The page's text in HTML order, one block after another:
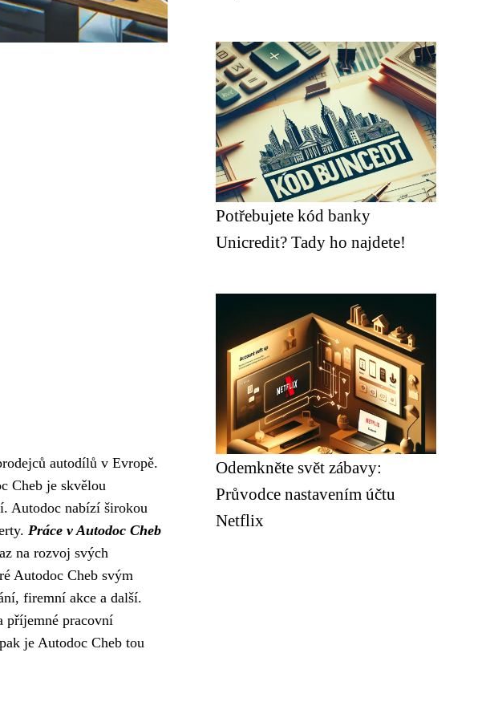
autodílů v Evropě.
Cheb je skvělou
Autodoc nabízí širokou
Práce v Autodoc Cheb
na rozvoj svých
Autodoc Cheb svým
firemní akce a další.
příjemné pracovní
je Autodoc Cheb tou
Potřebujete kód banky
Unicredit? Tady ho najdete!
Odemkněte svět zábavy:
Průvodce nastavením účtu
Netflix